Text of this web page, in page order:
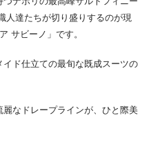
人達たちが切り盛りするのが現
サビーノ」です。
ド仕立ての最旬な既成スーツの
なドレープラインが、ひと際美